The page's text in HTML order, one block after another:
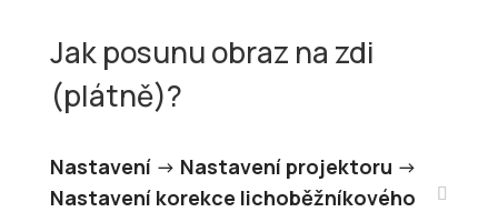
Jak posunu obraz na zdi
(plátně)?
Nastavení-> Nastavení projektoru ->
Nastavení korekce lichoběžníkového